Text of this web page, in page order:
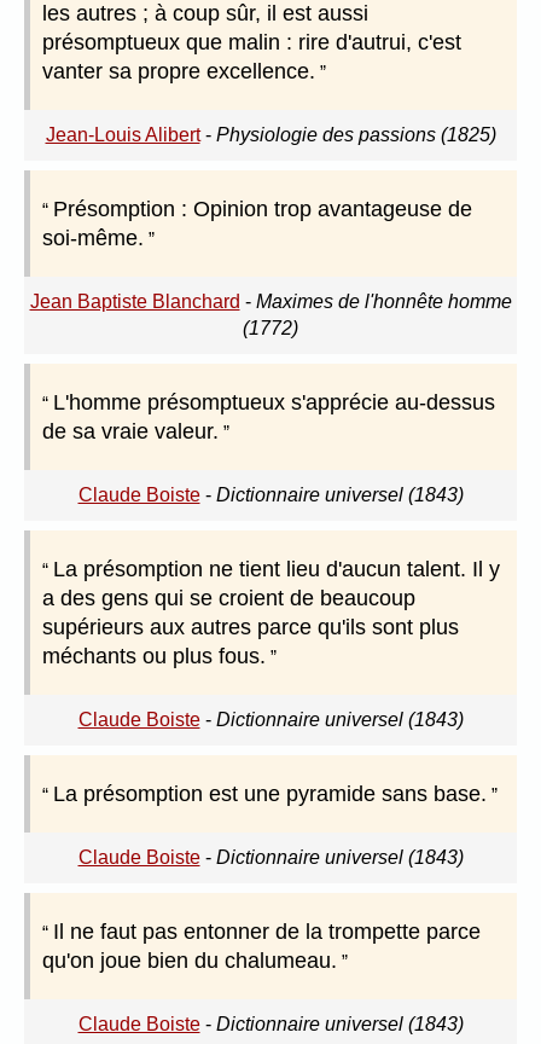
les autres ; à coup sûr, il est aussi
présomptueux que malin : rire d'autrui, c'est
vanter sa propre excellence.
Jean-Louis Alibert- Physiologie des passions (1825)
Présomption : Opinion trop avantageuse de
soi-même.
Jean Baptiste Blanchard - Maximes de l'honnête homme
(1772)
L'homme présomptueux s'apprécie au-dessus
de sa vraie valeur.
Claude Boiste- Dictionnaire universel (1843)
La présomption ne tient lieu d'aucun talent. Il y
a des gens qui se croient de beaucoup
supérieurs aux autres parce qu'ils sont plus
méchants ou plus fous.
Claude Boiste- Dictionnaire universel (1843)
La présomption est une pyramide sans base.
Claude Boiste- Dictionnaire universel (1843)
Il ne faut pas entonner de la trompette parce
qu'on joue bien du chalumeau.
Claude Boiste- Dictionnaire universel (1843)